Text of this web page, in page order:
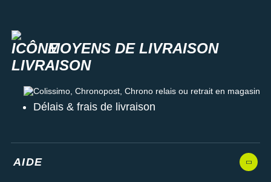
MOYENS DE LIVRAISON
Colissimo, Chronopost, Chrono relais ou retrait en magasin
Délais & frais de livraison
AIDE